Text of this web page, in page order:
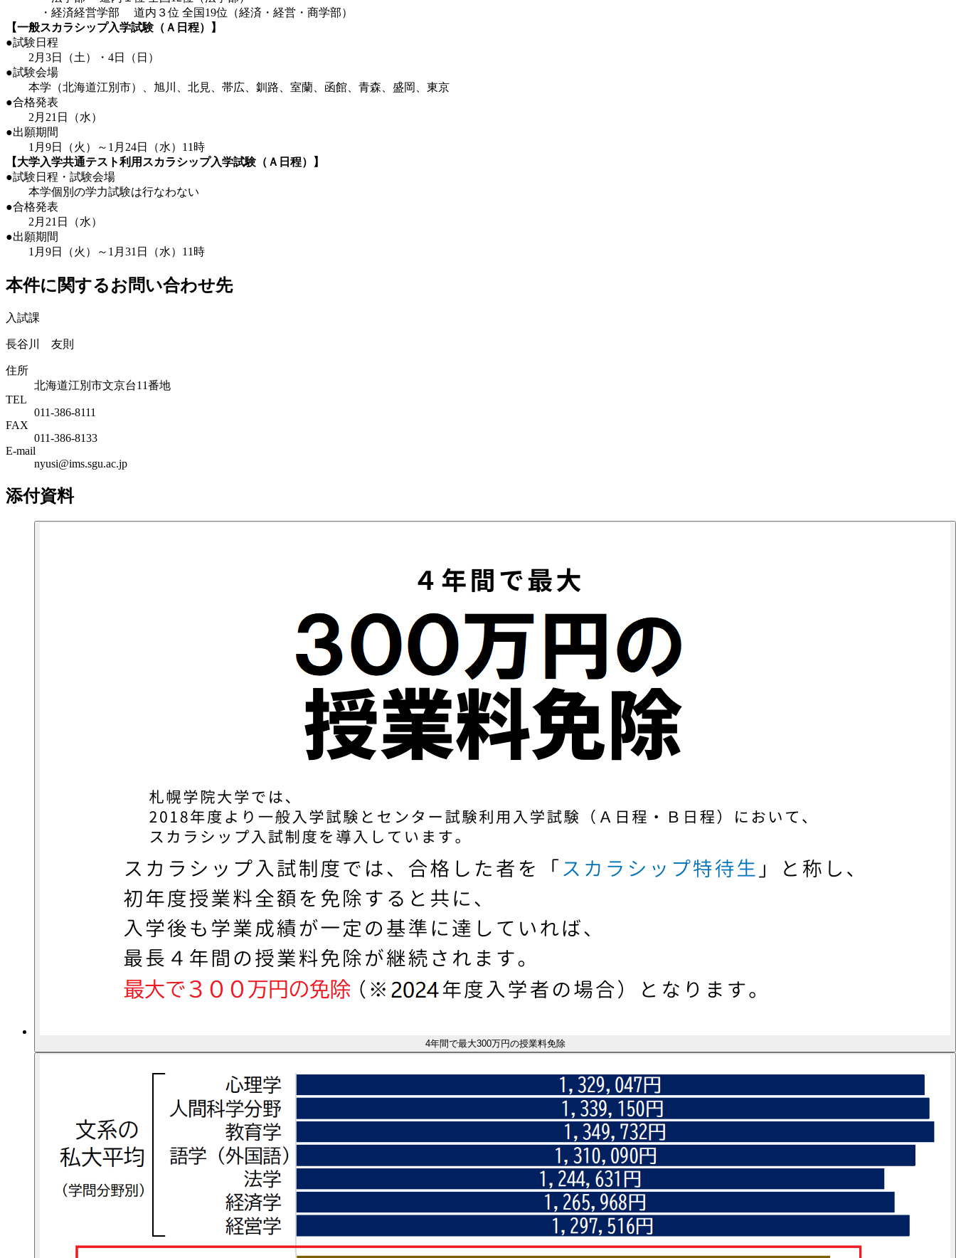
・経済経営学部 道内３位 全国19位（経済・経営・商学部）
【一般スカラシップ入学試験（Ａ日程）】
●試験日程
2月3日（土）・4日（日）
●試験会場
本学（北海道江別市）、旭川、北見、帯広、釧路、室蘭、函館、青森、盛岡、東京
●合格発表
2月21日（水）
●出願期間
1月9日（火）～1月24日（水）11時
【大学入学共通テスト利用スカラシップ入学試験（Ａ日程）】
●試験日程・試験会場
本学個別の学力試験は行なわない
●合格発表
2月21日（水）
●出願期間
1月9日（火）～1月31日（水）11時
本件に関するお問い合わせ先
入試課
長谷川 友則
住所
北海道江別市文京台11番地
TEL
011-386-8111
FAX
011-386-8133
E-mail
nyusi@ims.sgu.ac.jp
添付資料
4年間で最大300万円の授業料免除